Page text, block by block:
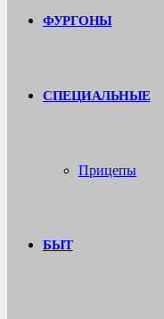
ФУРГОНЫ
СПЕЦИАЛЬНЫЕ
Прицепы
БЫТ